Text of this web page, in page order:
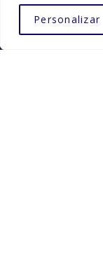
Personalizar
Política de